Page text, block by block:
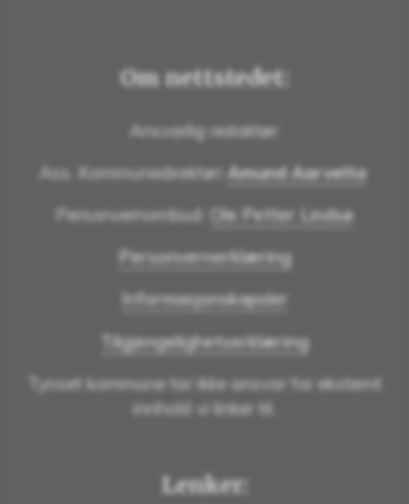
Om nettstedet:
Ansvarlig redaktør:
Ass. Kommunedirektør: Amund Aarvelta
Personvernombud:
Ole Petter Lindsø
Personvernerklæring
Informasjonskapsler
Tilgjengelighetserklæring
Tynset kommune tar ikke ansvar for eksternt
innhold vi linker til.
Lenker: